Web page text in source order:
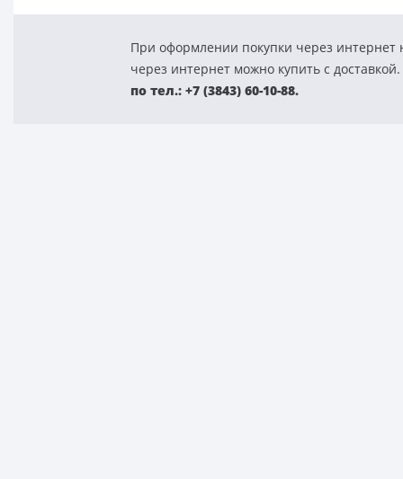
При оформлении покупки через интернет
через интернет можно купить с
по тел.: +7 (3843) 60-10-88.